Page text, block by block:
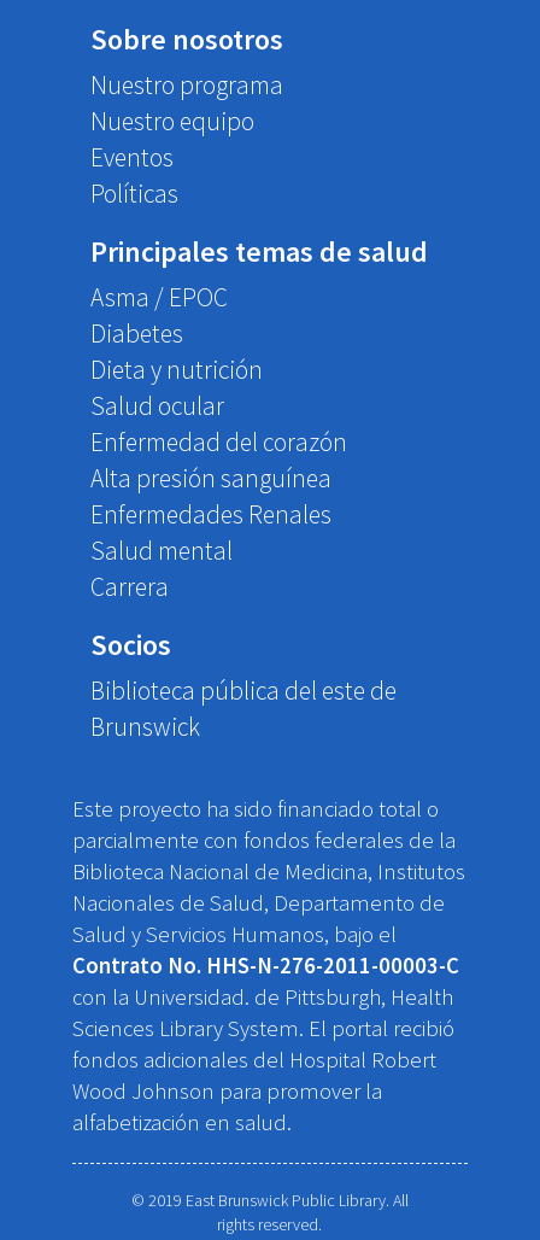
Sobre nosotros
Nuestro programa
Nuestro equipo
Eventos
Políticas
Principales temas de salud
Asma / EPOC
Diabetes
Dieta y nutrición
Salud ocular
Enfermedad del corazón
Alta presión sanguínea
Enfermedades Renales
Salud mental
Carrera
Socios
Biblioteca pública del este de
Brunswick
Este proyecto ha sido financiado total o
parcialmente con fondos federales de la
Biblioteca Nacional de Medicina, Institutos
Nacionales de Salud, Departamento de
Salud y Servicios Humanos, bajo el
Contrato No. HHS-N-276-2011-00003-C
con la Universidad. de Pittsburgh, Health
Sciences Library System. El portal recibió
fondos adicionales del Hospital Robert
Wood Johnson para promover la
alfabetización en salud.
© 2019 East Brunswick Public Library. All
rights reserved.